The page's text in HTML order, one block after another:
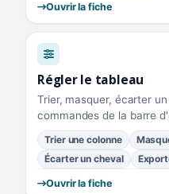
Ouvrir la fiche
Régler le tableau
Trier, masquer, écarter
commandes de la barre
Trier une colonne
Écarter un cheval
Ouvrir la fiche